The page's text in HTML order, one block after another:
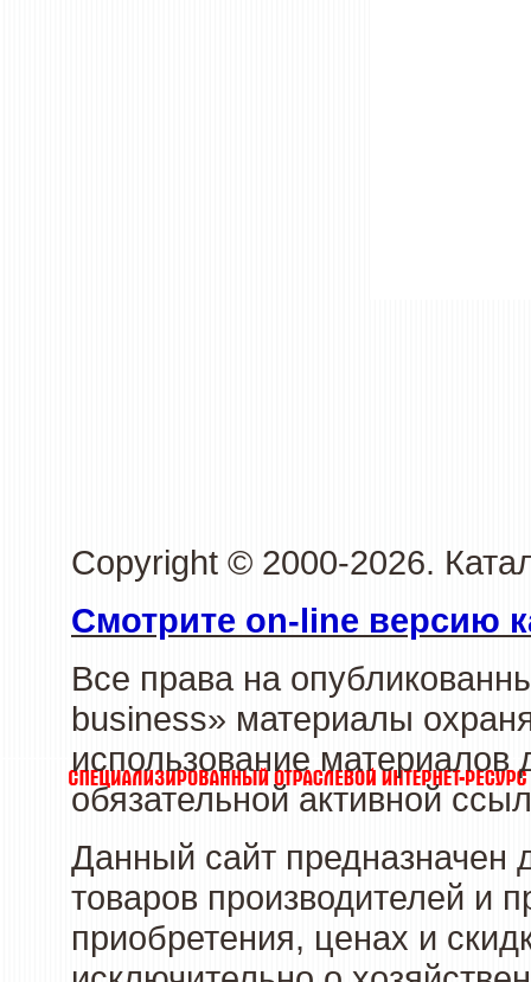
Copyright © 2000-2026.
Смотрите on-line версию
Все права на
business» материалы
использование материалов
обязательной активной
Данный сайт предназначен
товаров производителей и
приобретения, ценах и